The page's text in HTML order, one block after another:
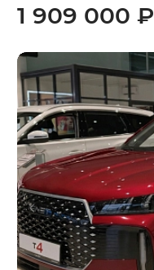
1 909 000 ₽